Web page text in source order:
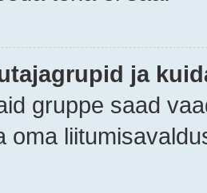
ja
gruppe saad
oma